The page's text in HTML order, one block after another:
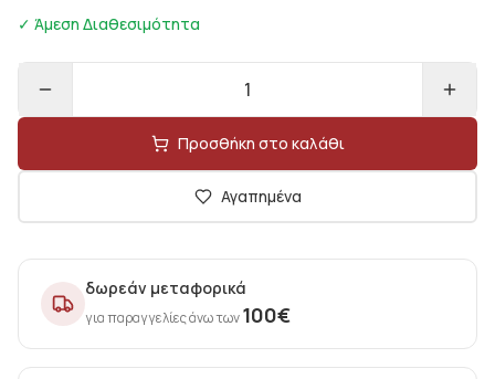
✓ Άμεση Διαθεσιμότητα
1
Προσθήκη στο καλάθι
Αγαπημένα
δωρεάν μεταφορικά
για παραγγελίες άνω των100€